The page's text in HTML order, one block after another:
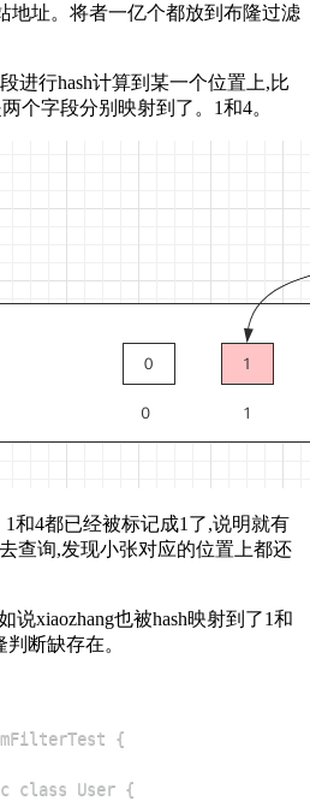
地址。将者一亿个都放到布隆过滤
进行hash计算到某一个位置上,比
个字段分别映射到了。1和4。
和4都已经被标记成1了,说明就有
查询,发现小张对应的位置上都还
说xiaozhang也被hash映射到了1和
断缺存在。